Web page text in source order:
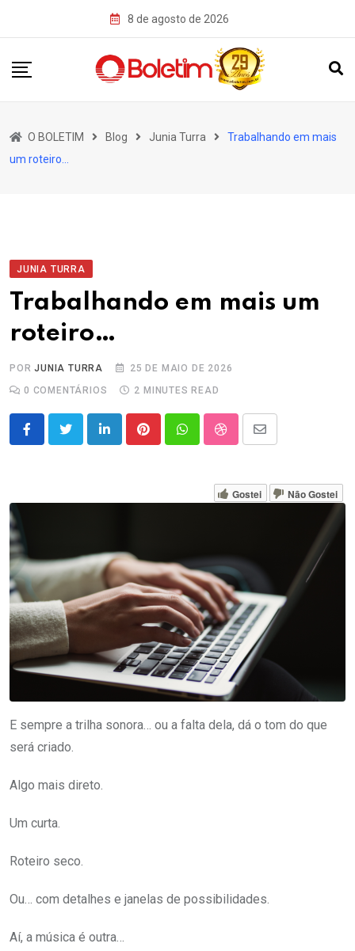
8 de agosto de 2026
O BOLETIM Blog Junia Turra
Trabalhando em mais
um roteiro…
JUNIA TURRA
Trabalhando em mais um
roteiro…
PORJUNIA TURRA
25 DE MAIO DE 2026
0 COMENTÁRIOS 2 MINUTES READ
LinkedInPinterestWhatsappStumbleUpon
Share
Email
Gostei Não Gostei
E sempre a trilha sonora… ou a falta dela, dá o tom do que
será criado.
Algo mais direto.
Um curta.
Roteiro seco.
Ou… com detalhes e janelas de possibilidades.
Aí, a música é outra…